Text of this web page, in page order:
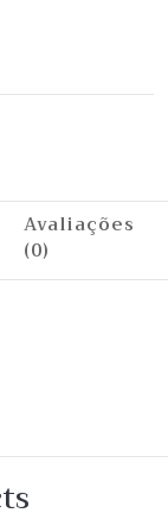
Avaliações
(0)